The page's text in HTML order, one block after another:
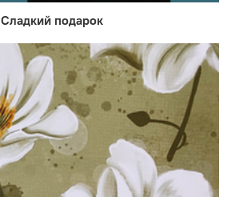
Сладкий подарок